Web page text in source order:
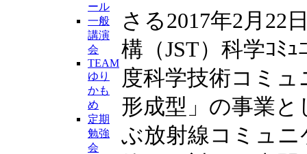
ール
一般
講演
会
TEAM
ゆり
かも
め
定期
勉強
会
さる2017年2月22
構（JST）科学ｺﾐ
度科学技術コミ
形成型」の事業
ぶ放射線コミュ